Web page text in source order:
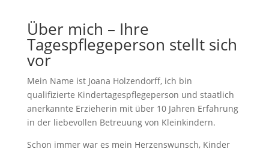
Über mich – Ihre
Tagespflegeperson stellt sich
vor
Mein Name ist Joana Holzendorff, ich bin
qualifizierte Kindertagespflegeperson und staatlich
anerkannte Erzieherin mit über 10 Jahren Erfahrung
in der liebevollen Betreuung von Kleinkindern.
Schon immer war es mein Herzenswunsch, Kinder